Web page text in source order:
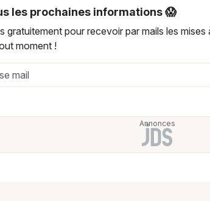
les prochaines informations 😱
gratuitement pour recevoir par mails les
moment !